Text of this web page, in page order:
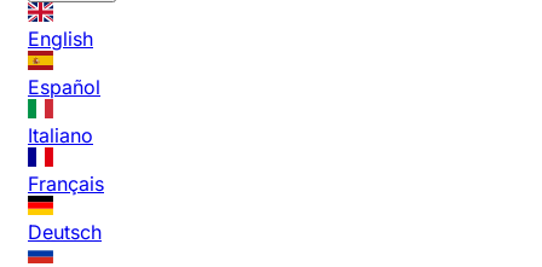
English
Español
Italiano
Français
Deutsch